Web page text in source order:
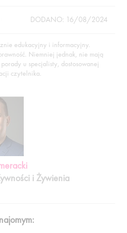
DODANO: 16/08/2024
edukacyjny i informacyjny.
Niemniej jednak, nie mają
u specjalisty, dostosowanej
czytelnika.
i Żywienia